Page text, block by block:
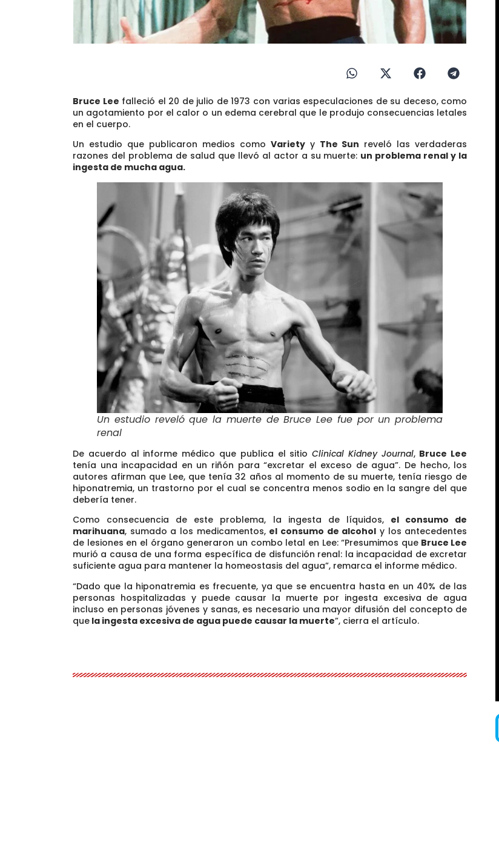
Bruce Lee falleció el 20 de julio de 1973 con varias especulaciones de su deceso, como
un agotamiento por el calor o un edema cerebral que le produjo consecuencias letales
en el cuerpo.
Un estudio que publicaron medios como Varietyy The Sun reveló las verdaderas
razones del problema de salud que llevó al actor a su muerte: un problema renal y la
ingesta de mucha agua.
Un estudio reveló que la muerte de Bruce Lee fue por un problema
renal
De acuerdo al informe médico que publica el sitioClinical Kidney Journal, Bruce Lee
tenía una incapacidad en un riñón para“excretar el exceso de agua”. De hecho, los
autores afirman que Lee, que tenía 32 años al momento de su muerte, tenía riesgo de
hiponatremia, un trastorno por el cual se concentra menos sodio en la sangre del que
debería tener.
Como consecuencia de este problema, la ingesta de líquidos, el consumo de
marihuana, sumado a los medicamentos, el consumo de alcohol y los antecedentes
de lesiones en el órgano generaron un combo letal en Lee: “Presumimos queBruce Lee
murió a causa de una forma específica de disfunción renal: la incapacidad de excretar
suficiente agua para mantener la homeostasis del agua”, remarca el informe médico.
“Dado que la hiponatremia es frecuente, ya que se encuentra hasta en un 40% de las
personas hospitalizadas y puede causar la muerte por ingesta excesiva de agua
incluso en personas jóvenes y sanas, es necesario una mayor difusión del concepto de
que la ingesta excesiva de agua puede causar la muerte”, cierra el artículo.